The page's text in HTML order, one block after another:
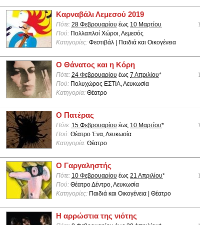
Καρναβάλι Λεμεσού 2019
Πότε: 28 Φεβρουαρίου έως 10 Μαρτίου
Πού: Πολλαπλοί Χώροι, Λεμεσός
Κατηγορίες: Φεστιβάλ | Παιδιά και Οικογένεια
Ο Θάνατος και η Κόρη
Πότε: 24 Φεβρουαρίου έως 7 Απριλίου*
Πού: Πολυχώρος ΕΣΤΙΑ, Λευκωσία
Κατηγορία: Θέατρο
Ο Πατέρας
Πότε: 15 Φεβρουαρίου έως 10 Μαρτίου*
Πού: Θέατρο Ένα, Λευκωσία
Κατηγορία: Θέατρο
Ο Γαργαληστής
Πότε: 10 Φεβρουαρίου έως 21 Απριλίου*
Πού: Θέατρο Δέντρο, Λευκωσία
Κατηγορίες: Παιδιά και Οικογένεια | Θέατρο
Η αρρώστια της νιότης